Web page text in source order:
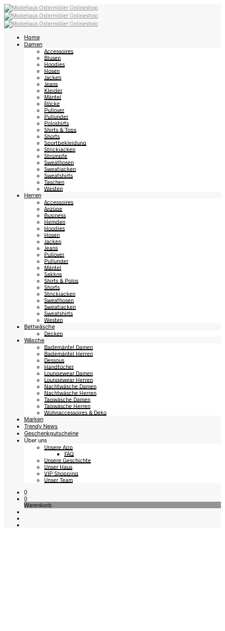
Home
Damen
Accessoires
Blusen
Hoodies
Hosen
Jacken
Jeans
Kleider
Mäntel
Röcke
Pullover
Pullunder
Poloshirts
Shirts & Tops
Shorts
Sportbekleidung
Strickjacken
Strümpfe
Sweathosen
Sweatjacken
Sweatshirts
Taschen
Westen
Herren
Accessoires
Anzüge
Business
Hemden
Hoodies
Hosen
Jacken
Jeans
Pullover
Pullunder
Mäntel
Sakkos
Shirts & Polos
Shorts
Strickjacken
Sweathosen
Sweatjacken
Sweatshirts
Westen
Bettwäsche
Decken
Wäsche
Bademäntel Damen
Bademäntel Herren
Dessous
Handtücher
Loungewear Damen
Loungewear Herren
Nachtwäsche Damen
Nachtwäsche Herren
Tagwäsche Damen
Tagwäsche Herren
Wohnaccessoires & Deko
Marken
Trendy News
Geschenkgutscheine
Über uns
Unsere App
FAQ
Unsere Geschichte
Unser Haus
VIP Shopping
Unser Team
0
0
Warenkorb